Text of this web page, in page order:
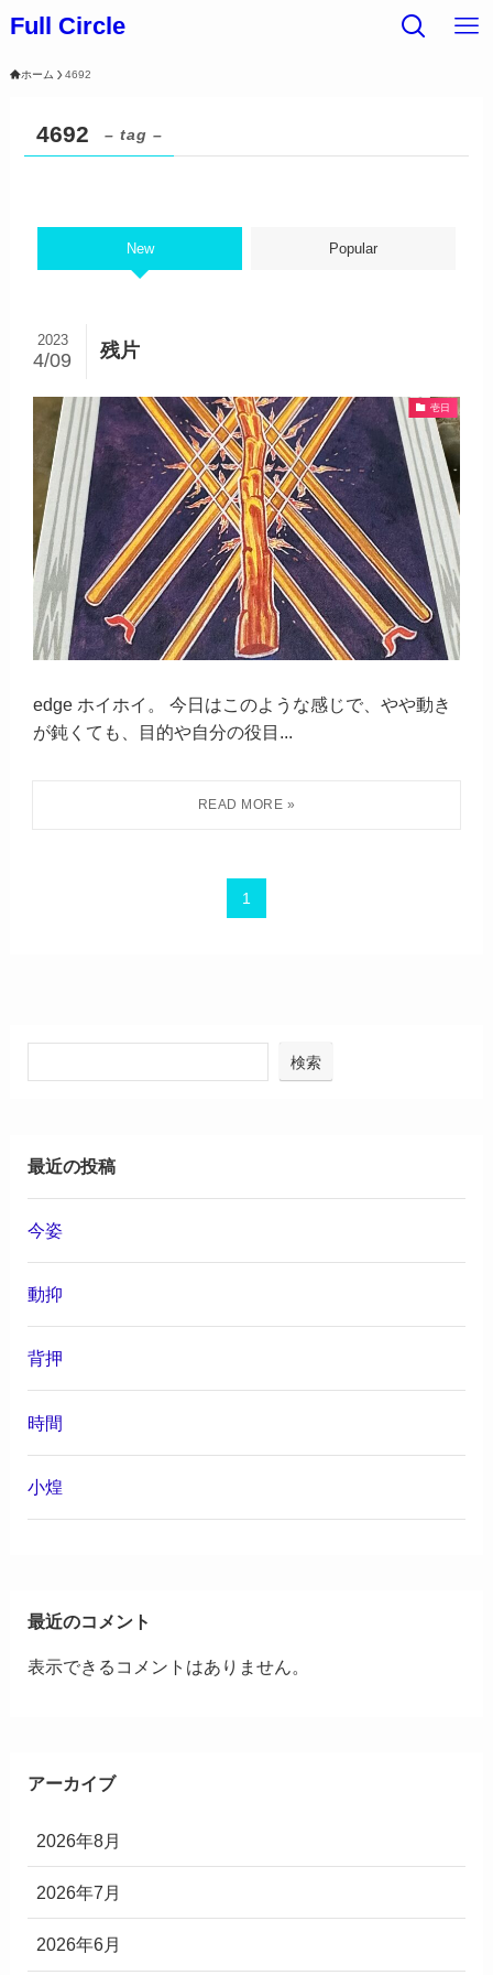
Full Circle
ホーム 4692
4692 – tag –
New Popular
残片
2023
4/09
壱日
edge ホイホイ。 今日はこのような感じで、やや動き
が鈍くても、目的や自分の役目...
1
検索
最近の投稿
今姿
動抑
背押
時間
小煌
最近のコメント
表示できるコメントはありません。
アーカイブ
2026年8月
2026年7月
2026年6月